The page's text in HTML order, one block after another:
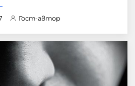
Гост-автор